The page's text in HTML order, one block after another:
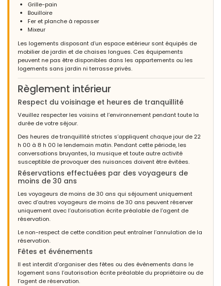
Grille-pain
Bouilloire
Fer et planche à repasser
Mixeur
Les logements disposant d’un espace extérieur sont équipés de
mobilier de jardin et de chaises longues. Ces équipements
peuvent ne pas être disponibles dans les appartements ou les
logements sans jardin ni terrasse privés.
Règlement intérieur
Respect du voisinage et heures de tranquillité
Veuillez respecter les voisins et l’environnement pendant toute la
durée de votre séjour.
Des heures de tranquillité strictes s’appliquent chaque jour de 22
h 00 à 8 h 00 le lendemain matin. Pendant cette période, les
conversations bruyantes, la musique et toute autre activité
susceptible de provoquer des nuisances doivent être évitées.
Réservations effectuées par des voyageurs de
moins de 30 ans
Les voyageurs de moins de 30 ans qui séjournent uniquement
avec d’autres voyageurs de moins de 30 ans peuvent réserver
uniquement avec l’autorisation écrite préalable de l’agent de
réservation.
Le non-respect de cette condition peut entraîner l’annulation de la
réservation.
Fêtes et événements
Il est interdit d’organiser des fêtes ou des événements dans le
logement sans l’autorisation écrite préalable du propriétaire ou de
l’agent de réservation.